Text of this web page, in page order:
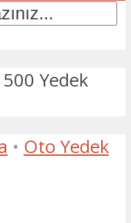
Yedek
• Oto Yedek